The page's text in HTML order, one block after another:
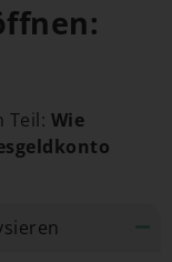
Teil: Wie